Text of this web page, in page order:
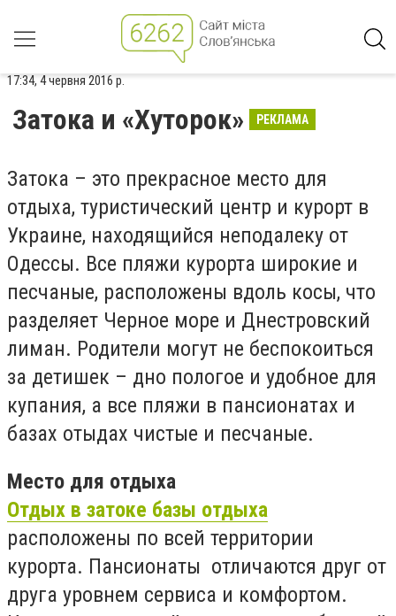
17:34, 4 червня 2016 р.
Затока и «Хуторок» РЕКЛАМА
Затока – это прекрасное место для
отдыха, туристический центр и курорт в
Украине, находящийся неподалеку от
Одессы. Все пляжи курорта широкие и
песчаные, расположены вдоль косы, что
разделяет Черное море и Днестровский
лиман. Родители могут не беспокоиться
за детишек – дно пологое и удобное для
купания, а все пляжи в пансионатах и
базах отыдах чистые и песчаные.
Место для отдыха
Отдых в затоке базы отдыха
расположены по всей территории
курорта. Пансионаты отличаются друг от
друга уровнем сервиса и комфортом.